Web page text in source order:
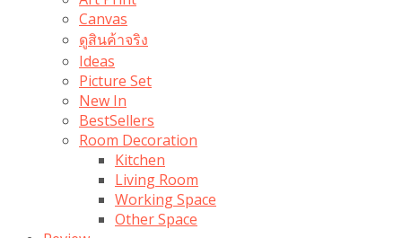
Canvas
ดูสินค้าจริง
Ideas
Picture Set
New In
BestSellers
Room Decoration
Kitchen
Living Room
Working Space
Other Space